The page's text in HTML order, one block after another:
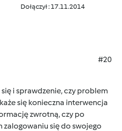
Dołączył : 17.11.2014
#20
i sprawdzenie, czy problem
się konieczna interwencja
zwrotną, czy po
się do swojego